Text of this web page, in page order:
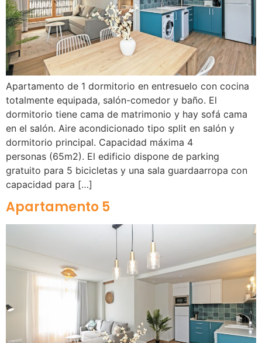
Apartamento de 1 dormitorio en entresuelo con cocina
totalmente equipada, salón-comedor y baño. El
dormitorio tiene cama de matrimonio y hay sofá cama
en el salón. Aire acondicionado tipo split en salón y
dormitorio principal. Capacidad máxima 4
personas (65m2). El edificio dispone de parking
gratuito para 5 bicicletas y una sala guardaarropa con
capacidad para […]
Apartamento 5